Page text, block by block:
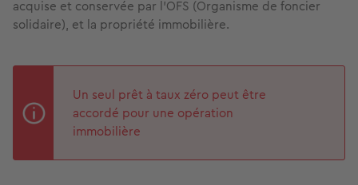
acquise et conservée par l'OFS (Organisme de foncier
solidaire), et la propriété immobilière.
Un seul prêt à taux zéro peut être
accordé pour une opération
immobilière